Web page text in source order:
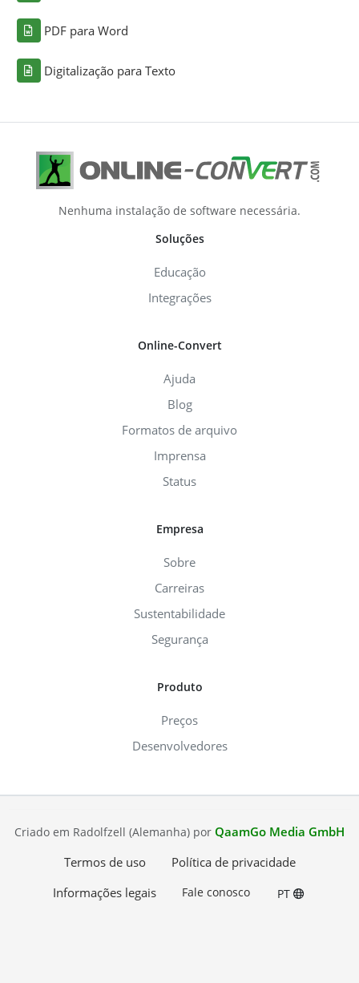
PDF para Word
Digitalização para Texto
Nenhuma instalação de software necessária.
Soluções
Educação
Integrações
Online-Convert
Ajuda
Blog
Formatos de arquivo
Imprensa
Status
Empresa
Sobre
Carreiras
Sustentabilidade
Segurança
Produto
Preços
Desenvolvedores
Criado em Radolfzell (Alemanha) por QaamGo Media GmbH
Termos de uso
Política de privacidade
Informações legais
Fale conosco PT